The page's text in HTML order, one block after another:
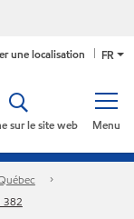
FR
une localisation
Menu
sur le site web
382